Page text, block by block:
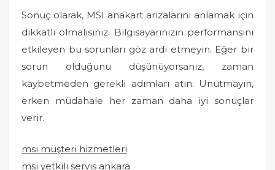
Sonuç olarak, MSI anakart arızalarını anlamak için
dikkatli olmalısınız. Bilgisayarınızın performansını
etkileyen bu sorunları göz ardı etmeyin. Eğer bir
sorun olduğunu düşünüyorsanız, zaman
kaybetmeden gerekli adımları atın. Unutmayın,
erken müdahale her zaman daha iyi sonuçlar
verir.
msi müşteri hizmetleri
msi yetkili servis ankara